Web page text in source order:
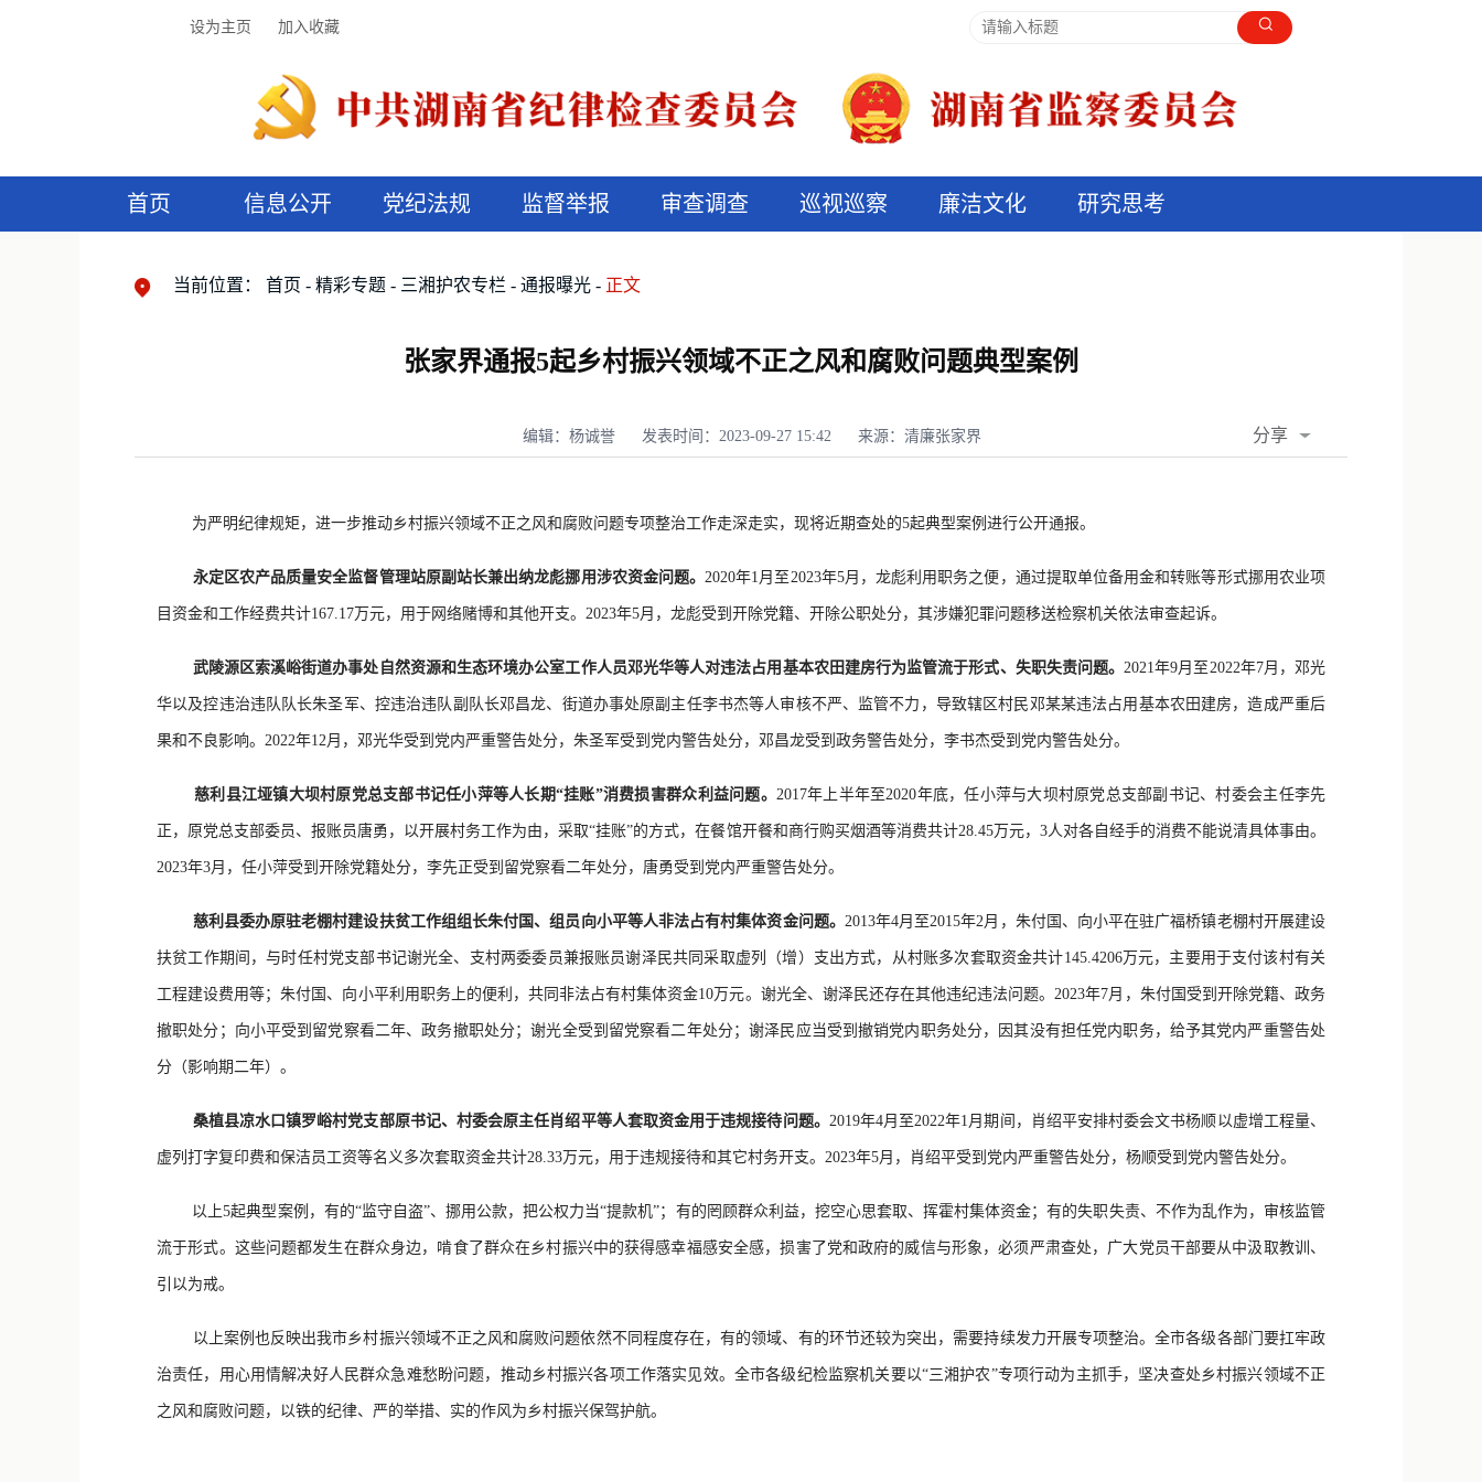
设为主页 加入收藏
首页 信息公开 党纪法规 监督举报 审查调查 巡视巡察 廉洁文化 研究思考
当前位置： 首页 精彩专题 三湘护农专栏 通报曝光 正文
张家界通报5起乡村振兴领域不正之风和腐败问题典型案例
编辑：杨诚誉 发表时间：2023-09-27 15:42 来源：清廉张家界 分享
为严明纪律规矩，进一步推动乡村振兴领域不正之风和腐败问题专项整治工作走深走实，现将近期查处的5起典型案例进行公开通报。
永定区农产品质量安全监督管理站原副站长兼出纳龙彪挪用涉农资金问题。2020年1月至2023年5月，龙彪利用职务之便，通过提取单位备用金和转账等形式挪用农业项
目资金和工作经费共计167.17万元，用于网络赌博和其他开支。2023年5月，龙彪受到开除党籍、开除公职处分，其涉嫌犯罪问题移送检察机关依法审查起诉。
武陵源区索溪峪街道办事处自然资源和生态环境办公室工作人员邓光华等人对违法占用基本农田建房行为监管流于形式、失职失责问题。2021年9月至2022年7月，邓光
华以及控违治违队队长朱圣军、控违治违队副队长邓昌龙、街道办事处原副主任李书杰等人审核不严、监管不力，导致辖区村民邓某某违法占用基本农田建房，造成严重后
果和不良影响。2022年12月，邓光华受到党内严重警告处分，朱圣军受到党内警告处分，邓昌龙受到政务警告处分，李书杰受到党内警告处分。
慈利县江垭镇大坝村原党总支部书记任小萍等人长期“挂账”消费损害群众利益问题。 2017年上半年至2020年底，任小萍与大坝村原党总支部副书记、村委会主任李先
正，原党总支部委员、报账员唐勇，以开展村务工作为由，采取“挂账”的方式，在餐馆开餐和商行购买烟酒等消费共计28.45万元，3人对各自经手的消费不能说清具体事由。
2023年3月，任小萍受到开除党籍处分，李先正受到留党察看二年处分，唐勇受到党内严重警告处分。
慈利县委办原驻老棚村建设扶贫工作组组长朱付国、组员向小平等人非法占有村集体资金问题。 2013年4月至2015年2月，朱付国、向小平在驻广福桥镇老棚村开展建设
扶贫工作期间，与时任村党支部书记谢光全、支村两委委员兼报账员谢泽民共同采取虚列（增）支出方式，从村账多次套取资金共计145.4206万元，主要用于支付该村有关
工程建设费用等；朱付国、向小平利用职务上的便利，共同非法占有村集体资金10万元。谢光全、谢泽民还存在其他违纪违法问题。2023年7月，朱付国受到开除党籍、政务
撤职处分；向小平受到留党察看二年、政务撤职处分；谢光全受到留党察看二年处分；谢泽民应当受到撤销党内职务处分，因其没有担任党内职务，给予其党内严重警告处
分（影响期二年）。
桑植县凉水口镇罗峪村党支部原书记、村委会原主任肖绍平等人套取资金用于违规接待问题。 2019年4月至2022年1月期间，肖绍平安排村委会文书杨顺以虚增工程量、
虚列打字复印费和保洁员工资等名义多次套取资金共计28.33万元，用于违规接待和其它村务开支。2023年5月，肖绍平受到党内严重警告处分，杨顺受到党内警告处分。
以上5起典型案例，有的“监守自盗”、挪用公款，把公权力当“提款机”；有的罔顾群众利益，挖空心思套取、挥霍村集体资金；有的失职失责、不作为乱作为，审核监管
流于形式。这些问题都发生在群众身边，啃食了群众在乡村振兴中的获得感幸福感安全感，损害了党和政府的威信与形象，必须严肃查处，广大党员干部要从中汲取教训、
引以为戒。
以上案例也反映出我市乡村振兴领域不正之风和腐败问题依然不同程度存在，有的领域、有的环节还较为突出，需要持续发力开展专项整治。全市各级各部门要扛牢政
治责任，用心用情解决好人民群众急难愁盼问题，推动乡村振兴各项工作落实见效。全市各级纪检监察机关要以“三湘护农”专项行动为主抓手，坚决查处乡村振兴领域不正
之风和腐败问题，以铁的纪律、严的举措、实的作风为乡村振兴保驾护航。